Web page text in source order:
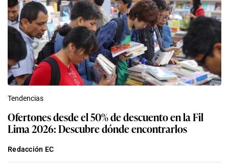
Tendencias
Ofertones desde el 50% de descuento en la Fil
Lima 2026: Descubre dónde encontrarlos
Redacción EC